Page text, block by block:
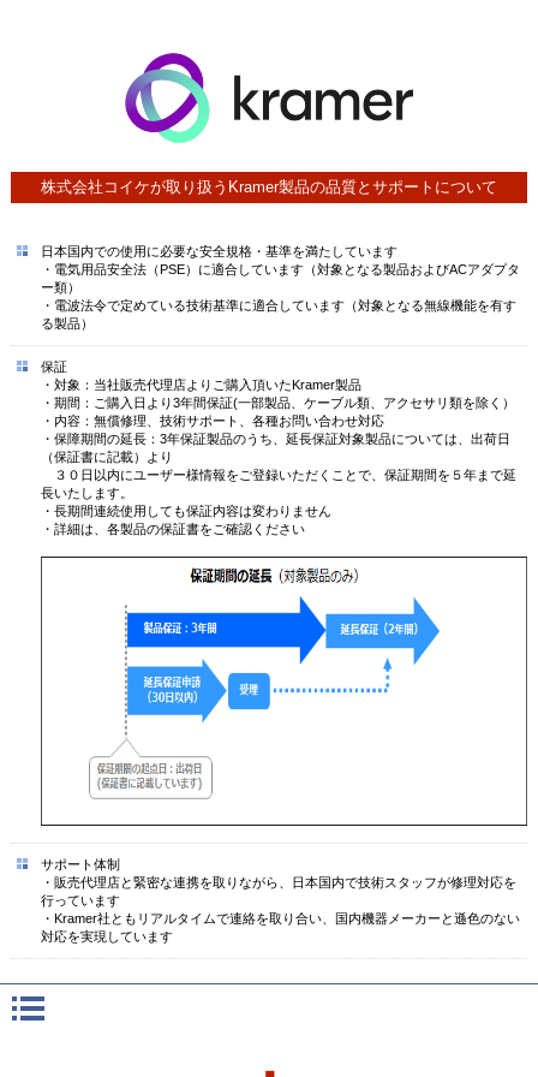
株式会社コイケが取り扱うKramer製品の品質とサポートについて
日本国内での使用に必要な安全規格・基準を満たしています
・電気用品安全法（PSE）に適合しています（対象となる製品およびACアダプタ
ー類）
・電波法令で定めている技術基準に適合しています（対象となる無線機能を有す
る製品）
保証
・対象：当社販売代理店よりご購入頂いたKramer製品
・期間：ご購入日より3年間保証(一部製品、ケーブル類、アクセサリ類を除く）
・内容：無償修理、技術サポート、各種お問い合わせ対応
・保障期間の延長：3年保証製品のうち、延長保証対象製品については、出荷日
（保証書に記載）より
３０日以内にユーザー様情報をご登録いただくことで、保証期間を５年まで延
長いたします。
・長期間連続使用しても保証内容は変わりません
・詳細は、各製品の保証書をご確認ください
サポート体制
・販売代理店と緊密な連携を取りながら、日本国内で技術スタッフが修理対応を
行っています
・Kramer社ともリアルタイムで連絡を取り合い、国内機器メーカーと遜色のない
対応を実現しています